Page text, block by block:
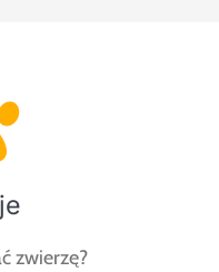
zwierzę?